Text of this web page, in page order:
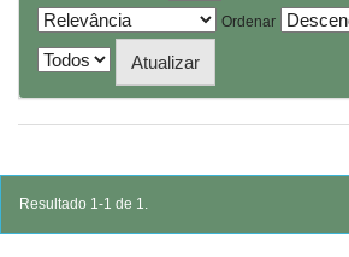
Ordenar
Resultado 1-1 de 1.